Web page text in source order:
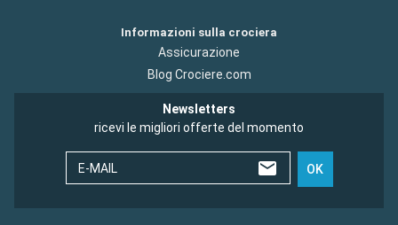
Informazioni sulla crociera
Assicurazione
Blog Crociere.com
Newsletters
ricevi le migliori offerte del momento
E-MAIL OK